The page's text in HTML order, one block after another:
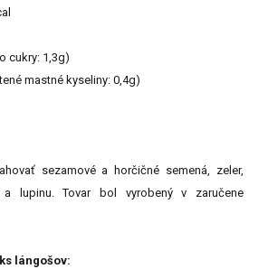
cukry: 1,3g)
mastné kyseliny: 0,4g)
sezamové a horčičné semená, zeler,
lupinu. Tovar bol vyrobený v zaručene
lángošov: